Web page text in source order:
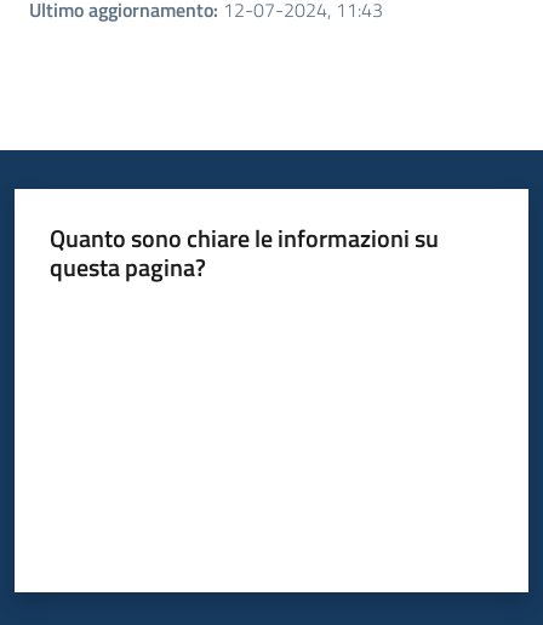
Ultimo aggiornamento: 12-07-2024, 11:43
Quanto sono chiare le informazioni su
questa pagina?